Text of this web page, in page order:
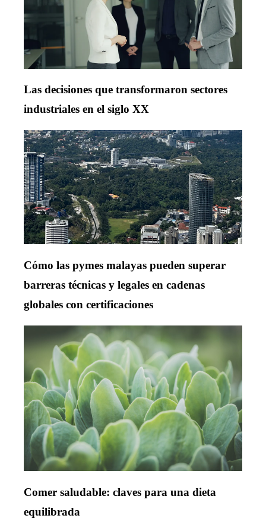
Las decisiones que transformaron sectores
industriales en el siglo XX
Cómo las pymes malayas pueden superar
barreras técnicas y legales en cadenas
globales con certificaciones
Comer saludable: claves para una dieta
equilibrada